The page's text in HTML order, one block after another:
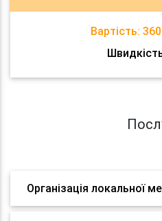
Вартість:
Організація локальної